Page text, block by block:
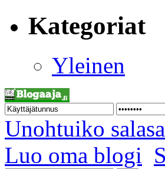
Kategoriat
Yleinen
Unohtuiko
Luo oma blogi